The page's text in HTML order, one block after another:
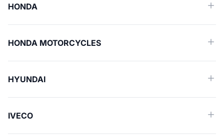
HONDA
HONDA MOTORCYCLES
HYUNDAI
IVECO